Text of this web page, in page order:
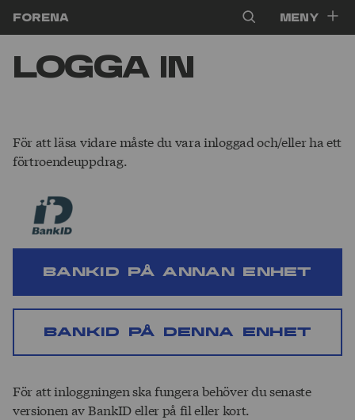
Forena Meny
Logga in
För att läsa vidare måste du vara inloggad och/eller ha ett
förtroendeuppdrag.
BankID på annan enhet
BankID på denna enhet
För att inloggningen ska fungera behöver du senaste
versionen av BankID eller på fil eller kort.